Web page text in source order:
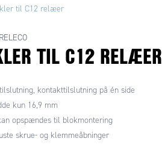
til C12 relæer
TIL C12 RELÆER
kontakttilslutning på én side
kun 16,9 mm
opspændes til blokmontering
skrue- og klemmeåbninger